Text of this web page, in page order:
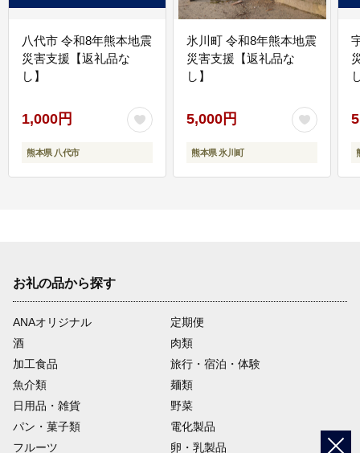
八代市 令和8年熊本地震
災害支援【返礼品な
し】
1,000円
熊本県 八代市
氷川町 令和8年熊本地震
災害支援【返礼品な
し】
5,000円
熊本県 氷川町
お礼の品から探す
ANAオリジナル
定期便
酒
肉類
加工食品
旅行・宿泊・体験
魚介類
麺類
日用品・雑貨
野菜
パン・菓子類
電化製品
フルーツ
卵・乳製品